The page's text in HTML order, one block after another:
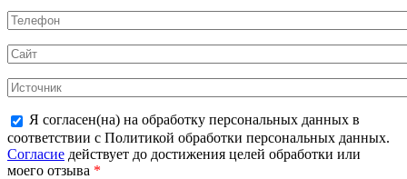
Я согласен(на) на обработку персональных данных в
соответствии с Политикой обработки персональных данных.
Согласие действует до достижения целей обработки или
моего отзыва *